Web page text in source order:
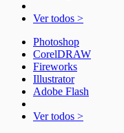
Ver todos >
Photoshop
CorelDRAW
Fireworks
Illustrator
Adobe Flash
Ver todos >